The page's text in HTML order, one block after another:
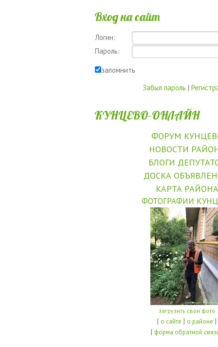
Вход на сайт
Логин:
Пароль:
запомнить
Забыл пароль |
КУНЦЕВО-ОНЛАЙН
ФОРУМ
НОВОСТИ
БЛОГИ
ДОСКА
КАРТА РАЙОНА
ФОТОГРАФИИ
загрузить свои фото
| о сайте | о районе |
| форма обратной